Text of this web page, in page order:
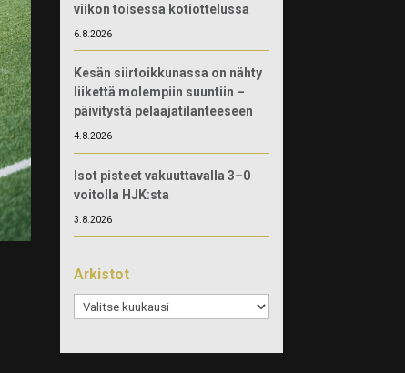
viikon toisessa kotiottelussa
6.8.2026
Kesän siirtoikkunassa on nähty
liikettä molempiin suuntiin –
päivitystä pelaajatilanteeseen
4.8.2026
Isot pisteet vakuuttavalla 3–0
voitolla HJK:sta
3.8.2026
Arkistot
Arkistot